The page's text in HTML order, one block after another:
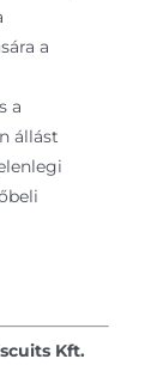
a
a
állást
Kft.